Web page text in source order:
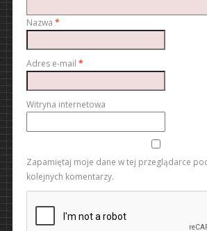
Nazwa *
Adres e-mail *
Witryna internetowa
Zapamiętaj moje dane w tej przeglądarce
kolejnych komentarzy.